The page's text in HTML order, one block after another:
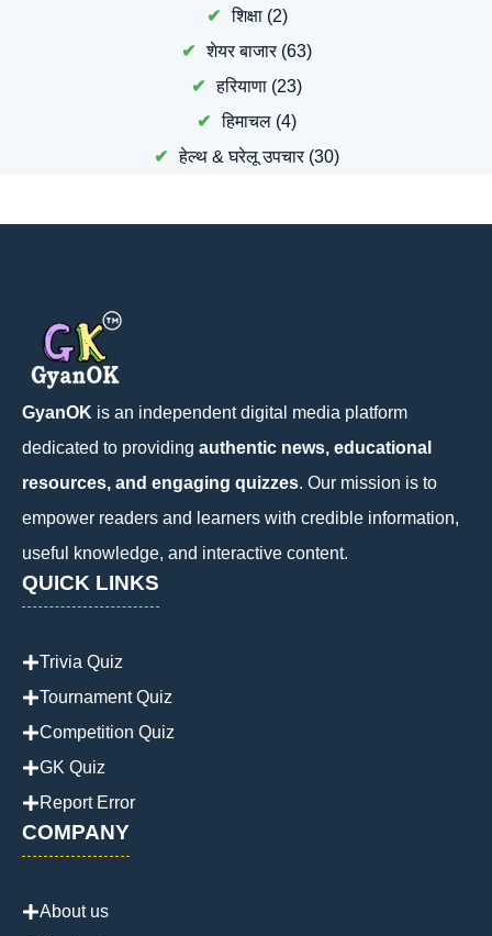
शिक्षा(2)
शेयर बाजार(63)
हरियाणा (23)
हिमाचल (4)
हेल्थ & घरेलू उपचार(30)
GyanOK is an independent digital media platform
dedicated to providing authentic news, educational
resources, and engaging quizzes. Our mission is to
empower readers and learners with credible information,
useful knowledge, and interactive content.
QUICK LINKS
Trivia Quiz
Tournament Quiz
Competition Quiz
GK Quiz
Report Error
COMPANY
About us